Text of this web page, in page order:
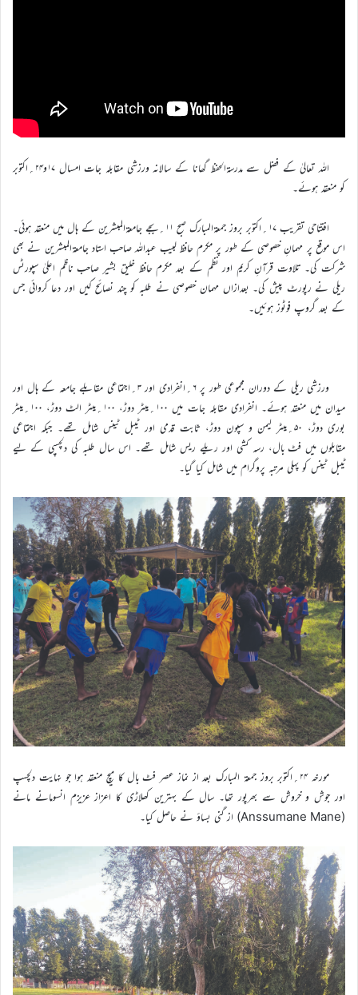
اللہ تعالیٰ کے فضل سے مدرسۃالحفظ گھانا کے سالانہ ورزشی مقابلہ جات امسال ۱۷و۲۴؍اکتوبر
کو منعقد ہوئے۔
افتتاحی تقریب ۱۷؍اکتوبر بروز جمعۃالمبارک صبح ۱۱؍بجے جامعۃالمبشرین کے ہال میں منعقد ہوئی۔
اس موقع پر مہمانِ خصوصی کے طور پر مکرم حافظ لبیب عبداللہ صاحب استاد جامعۃالمبشرین نے بھی
شرکت کی۔ تلاوت قرآنِ کریم اور نظم کے بعد مکرم حافظ خلیق بشیر صاحب ناظم اعلیٰ سپورٹس
ریلی نے رپورٹ پیش کی۔ بعدازاں مہمان خصوصی نے طلبہ کو چند نصائح کیں اور دعا کروائی جس
کے بعد گروپ فوٹوز ہوئیں۔
ورزشی ریلی کے دوران مجموعی طور پر ۶؍انفرادی اور ۳؍اجتماعی مقابلے جامعہ کے ہال اور
میدان میں منعقد ہوئے۔ انفرادی مقابلہ جات میں ۱۰۰؍میٹر دوڑ، ۱۰۰؍میٹر الٹ دوڑ، ۱۰۰؍میٹر
بوری دوڑ، ۵۰؍میٹر لیمن و سپون دوڑ، ثابت قدمی اور ٹیبل ٹینس شامل تھے۔ جبکہ اجتماعی
مقابلوں میں فٹ بال، رسہ کشی اور ریلے ریس شامل تھے۔ اس سال طلبہ کی دلچسپی کے لیے
ٹیبل ٹینس کو پہلی مرتبہ پروگرام میں شامل کیا گیا۔
مورخہ ۲۴؍اکتوبر بروز جمعۃ المبارک بعد از نماز عصر فٹ بال کا میچ منعقد ہوا جو نہایت دلچسپ
اور جوش و خروش سے بھرپور تھا۔ سال کے بہترین کھلاڑی کا اعزاز عزیزم انسومانے مانے
(Anssumane Mane) از گنی بساؤ نے حاصل کیا۔